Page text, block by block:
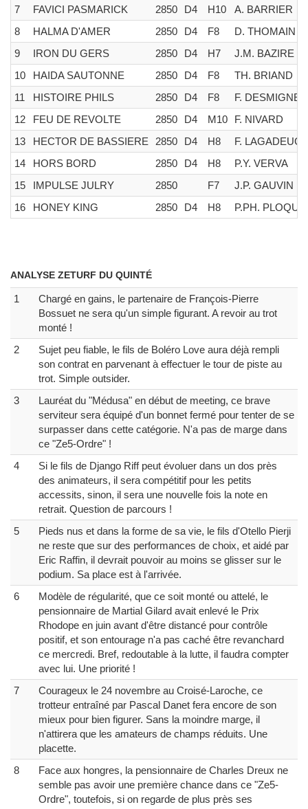
7
FAVICI PASMARICK 2850 D4 H10
A. BARRIER
8
HALMA D'AMER 2850 D4 F8
D. THOMAIN
9
IRON DU GERS 2850 D4 H7
J.M. BAZIRE
10
HAIDA SAUTONNE 2850 D4 F8
TH. BRIAND
11
HISTOIRE PHILS 2850 D4 F8
F.
12
FEU DE REVOLTE 2850 D4 M10
F. NIVARD
13
HECTOR DE BASSIERE 2850 D4 H8
F. LAGADEUC
14
HORS BORD 2850 D4 H8
P.Y. VERVA
15
IMPULSE JULRY 2850 F7
J.P. GAUVIN
16
HONEY KING 2850 D4 H8 P.PH.
ANALYSE ZETURF DU QUINTÉ
1
Chargé en gains, le partenaire de François-Pierre
Bossuet ne sera qu'un simple figurant. A revoir au trot
monté !
2
Sujet peu fiable, le fils de Boléro Love aura déjà rempli
son contrat en parvenant à effectuer le tour de piste au
trot. Simple outsider.
3
Lauréat du "Médusa" en début de meeting, ce brave
serviteur sera équipé d'un bonnet fermé pour tenter de se
surpasser dans cette catégorie. N'a pas de marge dans
ce "Ze5-Ordre" !
4
Si le fils de Django Riff peut évoluer dans un dos près
des animateurs, il sera compétitif pour les petits
accessits, sinon, il sera une nouvelle fois la note en
retrait. Question de parcours !
5
Pieds nus et dans la forme de sa vie, le fils d'Otello Pierji
ne reste que sur des performances de choix, et aidé par
Eric Raffin, il devrait pouvoir au moins se glisser sur le
podium. Sa place est à l'arrivée.
6
Modèle de régularité, que ce soit monté ou attelé, le
pensionnaire de Martial Gilard avait enlevé le Prix
Rhodope en juin avant d'être distancé pour contrôle
positif, et son entourage n'a pas caché être revanchard
ce mercredi. Bref, redoutable à la lutte, il faudra compter
avec lui. Une priorité !
7
Courageux le 24 novembre au Croisé-Laroche, ce
trotteur entraîné par Pascal Danet fera encore de son
mieux pour bien figurer. Sans la moindre marge, il
n'attirera que les amateurs de champs réduits. Une
placette.
8
Face aux hongres, la pensionnaire de Charles Dreux ne
semble pas avoir une première chance dans ce "Ze5-
Ordre", toutefois, si on regarde de plus près ses